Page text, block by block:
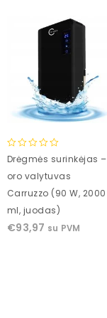
0
of
5
Drėgmės surinkėjas –
oro valytuvas
Carruzzo (90 W, 2000
ml, juodas)
€93,97 su PVM